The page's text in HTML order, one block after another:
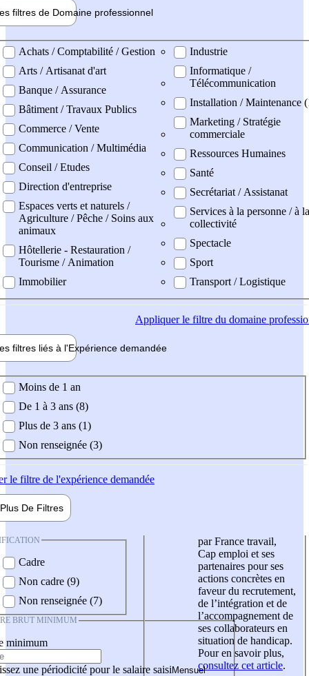
filtres de Domaine professionnel
professionel
Achats / Comptabilité / Gestion
Arts / Artisanat d'art
Banque / Assurance
Bâtiment / Travaux Publics
Commerce / Vente
Communication / Multimédia
Conseil / Etudes
Direction d'entreprise
Espaces verts et naturels /
Agriculture / Pêche / Soins aux
animaux
Hôtellerie - Restauration /
Tourisme / Animation
Immobilier
Industrie
Informatique /
Télécommunication
Installation / Maintenance
Marketing / Stratégie
commerciale
Ressources Humaines
Santé
Secrétariat / Assistanat
Services à la personne / à la
collectivité
Spectacle
Sport
Transport / Logistique
Appliquerle filtre du domaine
filtres liés à l'Expérience demandée
demandée
Moins de 1 an
De 1 à 3 ans (8)
Plus de 3 ans (1)
Non renseignée (3)
le filtre de l'expérience demandée
Plus De Filtres
Cadre
Non cadre (9)
Non renseignée (7)
BRUT MINIMUM
minimum
une périodicité pour le salaire saisi
par France travail,
Cap emploi et ses
partenaires pour ses
actions concrètes en
faveur du recrutement,
de l’intégration et de
l’accompagnement de
ses collaborateurs en
situation de handicap.
Pour en savoir plus,
consultez cet article.